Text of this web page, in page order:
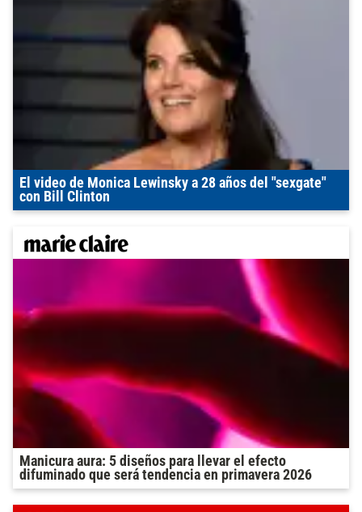
El video de Monica Lewinsky a 28 años del "sexgate"
con Bill Clinton
Manicura aura: 5 diseños para llevar el efecto
difuminado que será tendencia en primavera 2026